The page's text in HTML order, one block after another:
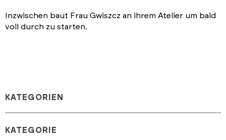
Inzwischen baut Frau Gwiszcz an ihrem Atelier um bald
voll durch zu starten.
KATEGORIEN
KATEGORIE